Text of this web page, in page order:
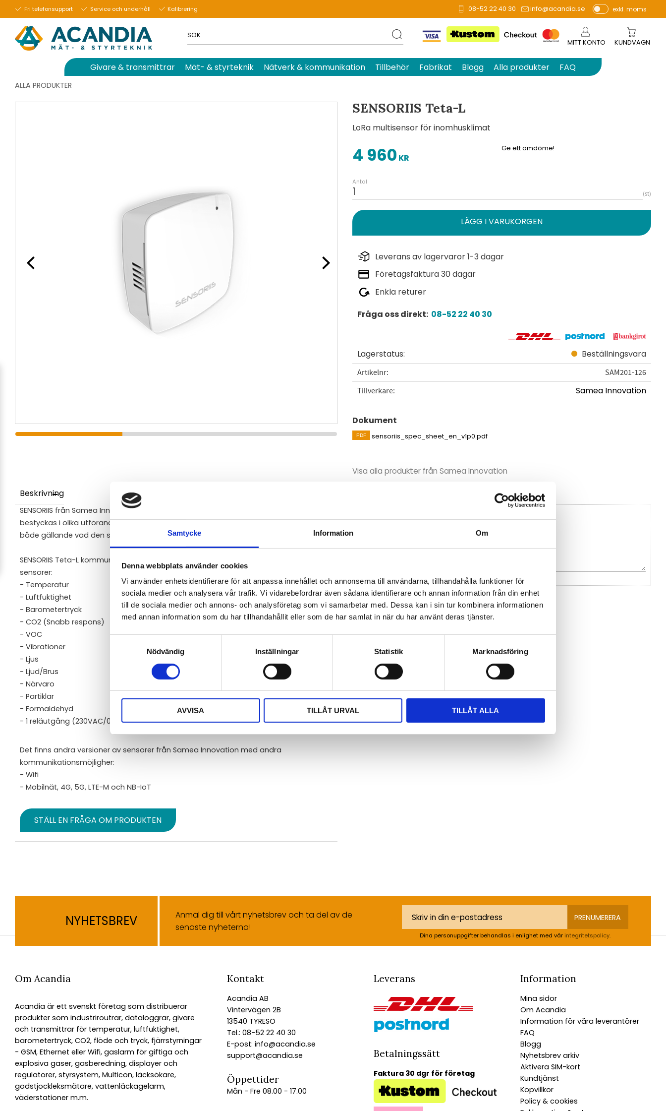
Samtycke Information Om
Denna webbplats använder cookies
Vi använder enhetsidentifierare för att anpassa innehållet och annonserna till användarna, tillhandahålla funktioner för
sociala medier och analysera vår trafik. Vi vidarebefordrar även sådana identifierare och annan information från din enhet
till de sociala medier och annons- och analysföretag som vi samarbetar med. Dessa kan i sin tur kombinera informationen
med annan information som du har tillhandahållit eller som de har samlat in när du har använt deras tjänster.
Nödvändig
Inställningar Statistik Marknadsföring
AVVISA TILLÅT URVAL TILLÅT ALLA
Fri telefonsupport Service och underhåll Kalibrering 08-52 22 40 30 info@acandia.se
P
e
r
vi
exkl. moms
MITT KONTO KUNDVAGN
Givare & transmittrar Mät- & styrteknik Nätverk & kommunikation Tillbehör Fabrikat Blogg Alla produkter FAQ
ALLA PRODUKTER
SENSORIIS Teta-L
LoRa multisensor för inomhusklimat
4 960 KR
Antal
st
Leverans av lagervaror 1-3 dagar
Företagsfaktura 30 dagar
Enkla returer
Fråga oss direkt: 08-52 22 40 30
Lagerstatus Beställningsvara
Artikelnr
SAM201-126
Tillverkare
Samea Innovation
Dokument
sensoriis_spec_sheet_en_v1p0.pdf
Visa alla produkter från Samea Innovation
Ge ett omdöme!
Beskrivning
SENSORIIS från Samea Innovations är en multisensor för inomhusklimat som kan
bestyckas i olika utföranden
både gällande vad den ska mäta och även hur den ska kommunicera.
SENSORIIS Teta-L kommunicerar över LoRa/Bluetooth/Zigbee och har följande
sensorer:
- Temperatur
- Luftfuktighet
- Barometertryck
- CO2 (Snabb respons)
- VOC
- Vibrationer
- Ljus
- Ljud/Brus
- Närvaro
- Partiklar
- Formaldehyd
- 1 reläutgång (230VAC/0.5A alternativt 24VDC/2A)
Det finns andra versioner av sensorer från Samea Innovation med andra
kommunikationsmöjligher:
- Wifi
- Mobilnät, 4G, 5G, LTE-M och NB-IoT
STÄLL EN FRÅGA OM PRODUKTEN
Baserat på 0 betyg.
Bli den första att lämna ett omdöme.
NYHETSBREV
Anmäl dig till vårt nyhetsbrev och ta del av de
senaste nyheterna!
PRENUMERERA
Dina personuppgifter behandlas i enlighet med vår integritetspolicy.
Om Acandia
Acandia är ett svenskt företag som distribuerar
produkter som industriroutrar, dataloggrar, givare
och transmittrar för temperatur, luftfuktighet,
barometertryck, CO2, flöde och tryck, fjärrstyrningar
- GSM, Ethernet eller Wifi, gaslarm för giftiga och
explosiva gaser, gasberedning, displayer och
regulatorer, styrsystem, Multicon, läcksökare,
godstjockleksmätare, vattenläckagelarm,
väderstationer m.m.
Kontakt
Acandia AB
Vintervägen 2B
13540 TYRESÖ
Tel.: 08-52 22 40 30
E-post: info@acandia.se
support@acandia.se
Öppettider
Mån - Fre 08.00 - 17.00
Leverans
Betalningssätt
Faktura 30 dgr för företag
Information
Mina sidor
Om Acandia
Information för våra leverantörer
FAQ
Blogg
Nyhetsbrev arkiv
Aktivera SIM-kort
Kundtjänst
Köpvillkor
Policy & cookies